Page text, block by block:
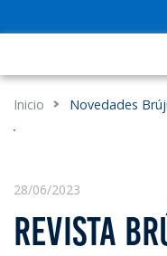
Inicio Novedades
28/06/2023
REVISTA